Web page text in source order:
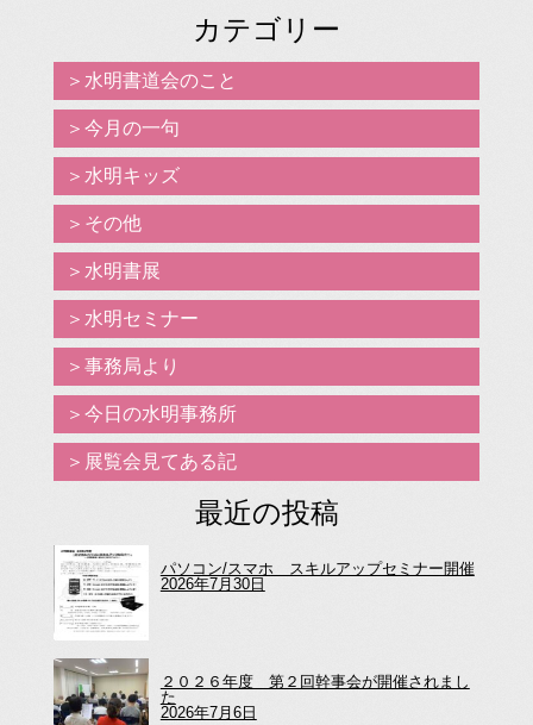
カテゴリー
水明書道会のこと
今月の一句
水明キッズ
その他
水明書展
水明セミナー
事務局より
今日の水明事務所
展覧会見てある記
最近の投稿
パソコン/スマホ スキルアップセミナー開催
2026年7月30日
２０２６年度 第２回幹事会が開催されまし
た
2026年7月6日